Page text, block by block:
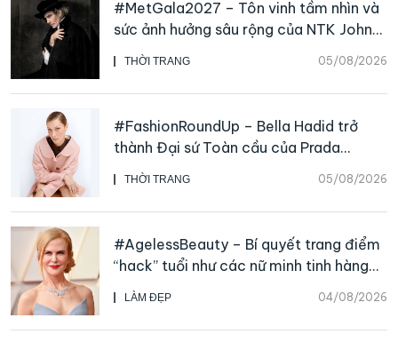
THỜI TRANG 05/08/2026
#MetGala2027 – Tôn vinh tầm nhìn và
sức ảnh hưởng sâu rộng của NTK John
Galliano
THỜI TRANG 05/08/2026
#FashionRoundUp – Bella Hadid trở
thành Đại sứ Toàn cầu của Prada
Beauty, CHANEL mua lại Charvet
LÀM ĐẸP 04/08/2026
#AgelessBeauty – Bí quyết trang điểm
“hack” tuổi như các nữ minh tinh hàng
đầu